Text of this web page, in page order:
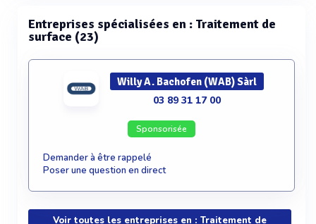
Entreprises spécialisées en : Traitement de
surface (23)
Willy A. Bachofen (WAB) Sàrl
03 89 31 17 00
Sponsorisée
Demander à être rappelé
Poser une question en direct
Voir toutes les entreprises en : Traitement de